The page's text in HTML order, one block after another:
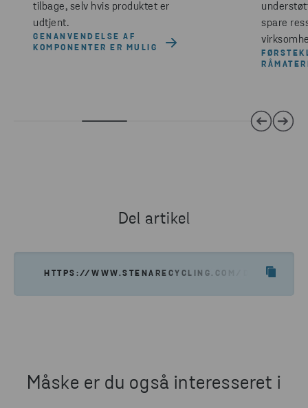
tilbage, selv hvis produktet er
udtjent.
GENANVENDELSE AF
KOMPONENTER ER MULIG
spare
Del artikel
HTTPS://WWW.STENARECYCLING.COM/DA/
Måske er du også interesseret i